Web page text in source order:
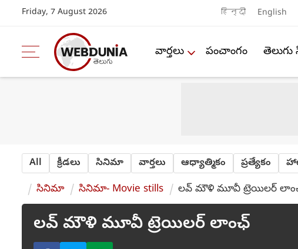
Friday, 7 August 2026 हिन्दी English
వార్తలు పంచాంగం
All క్రీడలు సినిమా వార్తలు ఆధ్యాత్మికం ప్రత్యేకం
సినిమా సినిమా- Movie stills లవ్ మౌళి మూవీ ట్రెయిలర్
లవ్ మౌళి మూవీ ట్రెయిలర్ లాంఛ్